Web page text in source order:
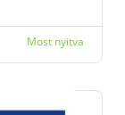
Most nyitva